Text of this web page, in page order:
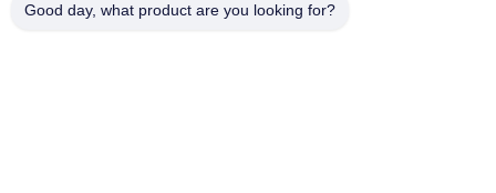
Adres: De Markt van Yingfengmachines, Nr 1192,
Good day, what product are you looking for?